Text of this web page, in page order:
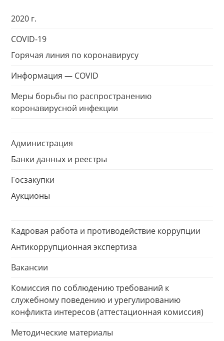
2020 г.
COVID-19
Горячая линия по коронавирусу
Информация — COVID
Меры борьбы по распространению
коронавирусной инфекции
Администрация
Банки данных и реестры
Госзакупки
Аукционы
Кадровая работа и противодействие коррупции
Антикоррупционная экспертиза
Вакансии
Комиссия по соблюдению требований к
служебному поведению и урегулированию
конфликта интересов (аттестационная комиссия)
Методические материалы